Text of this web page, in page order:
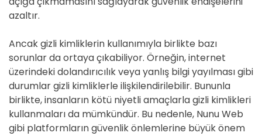
azaltır.
Ancak gizli kimliklerin kullanımıyla birlikte bazı
sorunlar da ortaya çıkabiliyor. Örneğin, internet
üzerindeki dolandırıcılık veya yanlış bilgi yayılması gibi
durumlar gizli kimliklerle ilişkilendirilebilir. Bununla
birlikte, insanların kötü niyetli amaçlarla gizli kimlikleri
kullanmaları da mümkündür. Bu nedenle, Nunu Web
gibi platformların güvenlik önlemlerine büyük önem